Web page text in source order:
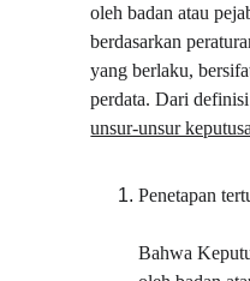
oleh badan atau
berdasarkan
yang berlaku,
perdata. Dari
unsur-unsur
Penetapan
Bahwa